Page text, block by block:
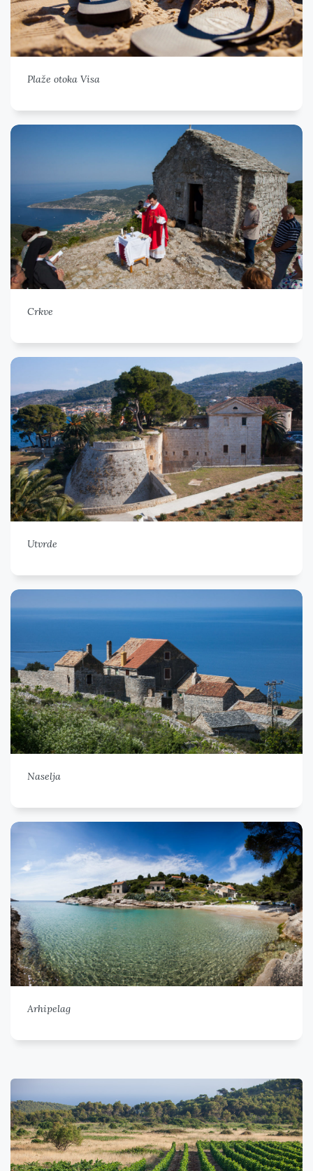
Plaže otoka Visa
Crkve
Utvrde
Naselja
Arhipelag